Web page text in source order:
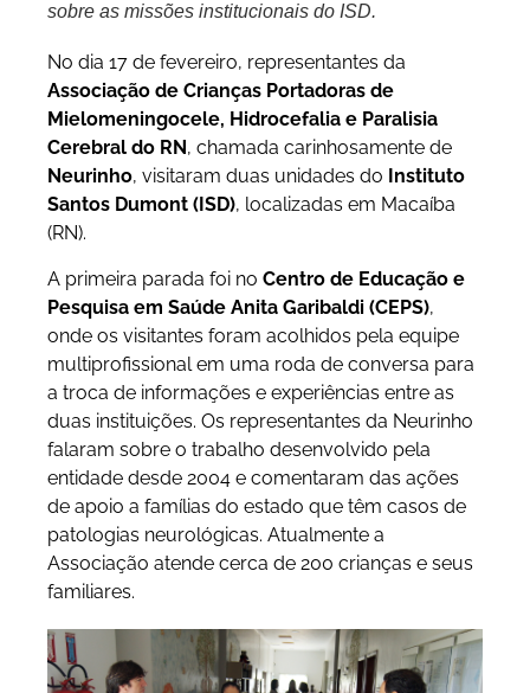
sobre as missões institucionais do ISD.
No dia 17 de fevereiro, representantes da
Associação de Crianças Portadoras de
Mielomeningocele, Hidrocefalia e Paralisia
Cerebral do RN , chamada carinhosamente de
Neurinho, visitaram duas unidades do Instituto
Santos Dumont (ISD), localizadas em Macaíba
(RN).
A primeira parada foi no Centro de Educação e
Pesquisa em Saúde Anita Garibaldi (CEPS),
onde os visitantes foram acolhidos pela equipe
multiprofissional em uma roda de conversa para
a troca de informações e experiências entre as
duas instituições. Os representantes da Neurinho
falaram sobre o trabalho desenvolvido pela
entidade desde 2004 e comentaram das ações
de apoio a famílias do estado que têm casos de
patologias neurológicas. Atualmente a
Associação atende cerca de 200 crianças e seus
familiares.